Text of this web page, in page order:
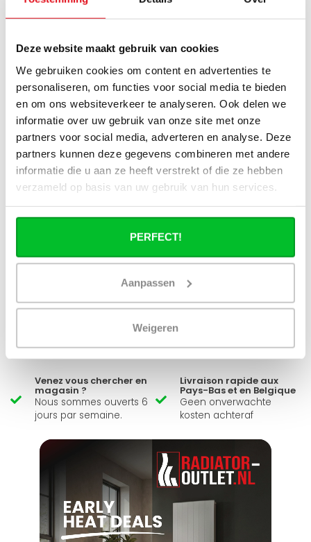
Deze website maakt gebruik van cookies
We gebruiken cookies om content en advertenties te
personaliseren, om functies voor social media te bieden
en om ons websiteverkeer te analyseren. Ook delen we
informatie over uw gebruik van onze site met onze
partners voor social media, adverteren en analyse. Deze
partners kunnen deze gegevens combineren met andere
informatie die u aan ze heeft verstrekt of die ze hebben
verzameld op basis van uw gebruik van hun services.
PERFECT!
Aanpassen
Weigeren
radiateurs du site ?
Puis-je utiliser tous les radiateurs du site
en combinaison avec un chauffage
urbain ?
Un radiateur panneau fonctionne-t-il à
40°C ?
Avez-vous une question à propos de se produit.
Simon est heureux de vous aider et peut répondre à
Envoyer un message
notre propre stock
Pas bon = remboursé
Venez vous chercher en
magasin ?
Nous sommes ouverts 6
jours par semaine.
Livraison rapide aux
Pays-Bas et en Belgique
Geen onverwachte
kosten achteraf